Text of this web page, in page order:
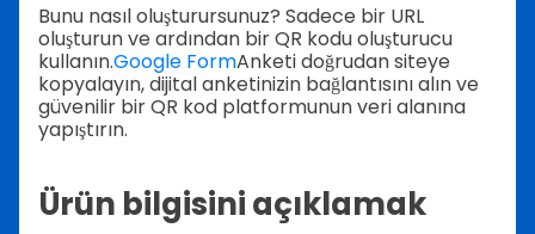
Bunu nasıl oluşturursunuz? Sadece bir URL
oluşturun ve ardından bir QR kodu oluşturucu
kullanın.Google FormAnketi doğrudan siteye
kopyalayın, dijital anketinizin bağlantısını alın ve
güvenilir bir QR kod platformunun veri alanına
yapıştırın.
Ürün bilgisini açıklamak